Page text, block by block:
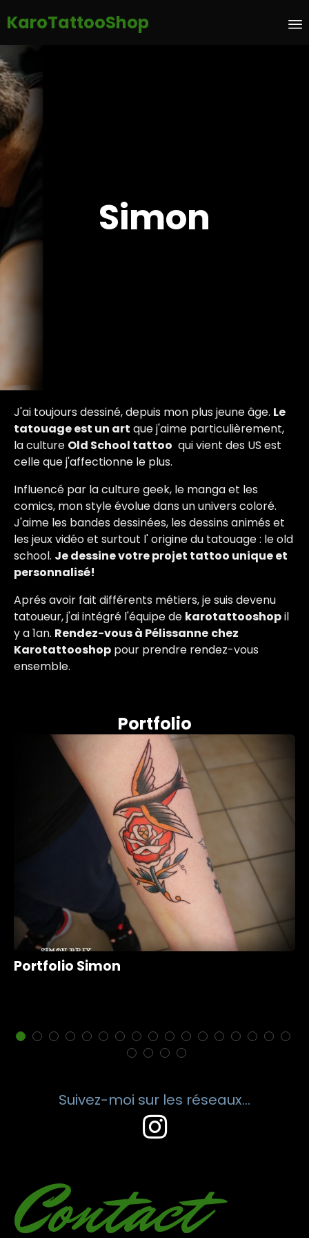
KaroTattooShop
Simon
J'ai toujours dessiné, depuis mon plus jeune âge. Le
tatouage est un art que j'aime particulièrement,
la culture Old School tattoo qui vient des US est
celle que j'affectionne le plus.
Influencé par la culture geek, le manga et les
comics, mon style évolue dans un univers coloré.
J'aime les bandes dessinées, les dessins animés et
les jeux vidéo et surtout l' origine du tatouage : le old
school. Je dessine votre projet tattoo unique et
personnalisé!
Aprés avoir fait différents métiers, je suis devenu
tatoueur, j'ai intégré l'équipe de karotattooshopil
y a 1an. Rendez-vous à Pélissanne chez
Karotattooshop pour prendre rendez-vous
ensemble.
Portfolio
Portfolio Simon
Suivez-moi sur les réseaux...
Contact